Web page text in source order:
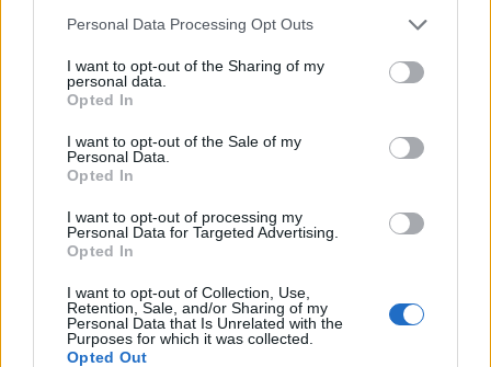
Personal Data Processing Opt Outs
I want to opt-out of the Sharing of my
personal data.
Opted In
I want to opt-out of the Sale of my
Personal Data.
Opted In
I want to opt-out of processing my
Personal Data for Targeted Advertising.
Opted In
I want to opt-out of Collection, Use,
Retention, Sale, and/or Sharing of my
Personal Data that Is Unrelated with the
Purposes for which it was collected.
Opted Out
2026. augusztus 09., vasárnap
centiméterrel nőtt a Duna
vízszintje Csernavodánál